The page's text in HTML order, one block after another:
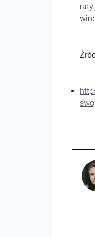
raty